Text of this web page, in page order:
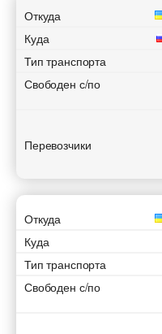
Откуда
Куда
Тип транспорта
Свободен с/по
Перевозчики
Откуда
Куда
Тип транспорта
Свободен с/по